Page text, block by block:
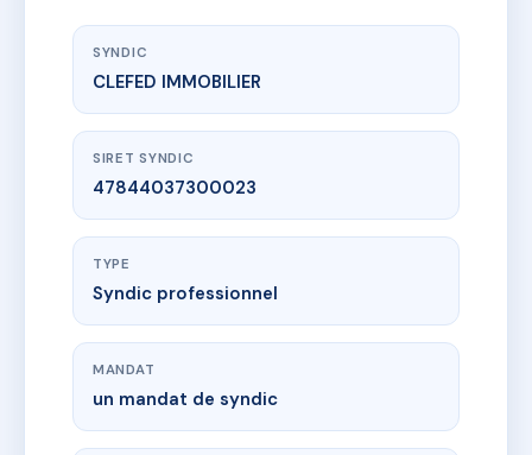
SYNDIC
CLEFED IMMOBILIER
SIRET SYNDIC
47844037300023
TYPE
Syndic professionnel
MANDAT
un mandat de syndic